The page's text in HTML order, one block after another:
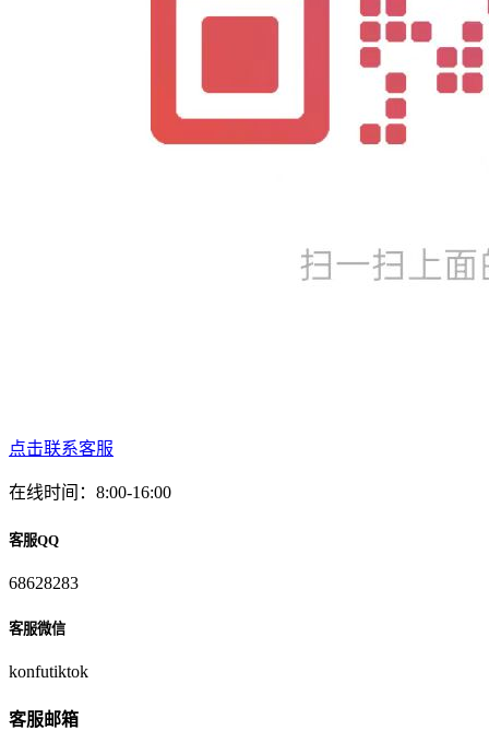
点击联系客服
在线时间：8:00-16:00
客服QQ
68628283
客服微信
konfutiktok
客服邮箱